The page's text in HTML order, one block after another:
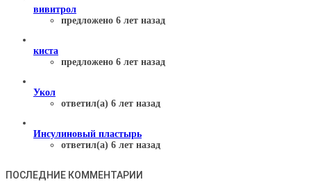
вивитрол
предложено 6 лет назад
киста
предложено 6 лет назад
Укол
ответил(а) 6 лет назад
Инсулиновый пластырь
ответил(а) 6 лет назад
ПОСЛЕДНИЕ КОММЕНТАРИИ